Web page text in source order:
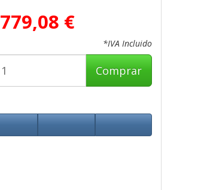
779,08 €
*IVA Incluido
Comprar